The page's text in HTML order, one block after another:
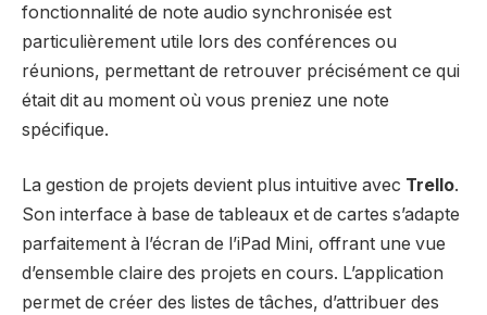
fonctionnalité de note audio synchronisée est
particulièrement utile lors des conférences ou
réunions, permettant de retrouver précisément ce qui
était dit au moment où vous preniez une note
spécifique.
La gestion de projets devient plus intuitive avec Trello.
Son interface à base de tableaux et de cartes s’adapte
parfaitement à l’écran de l’iPad Mini, offrant une vue
d’ensemble claire des projets en cours. L’application
permet de créer des listes de tâches, d’attribuer des